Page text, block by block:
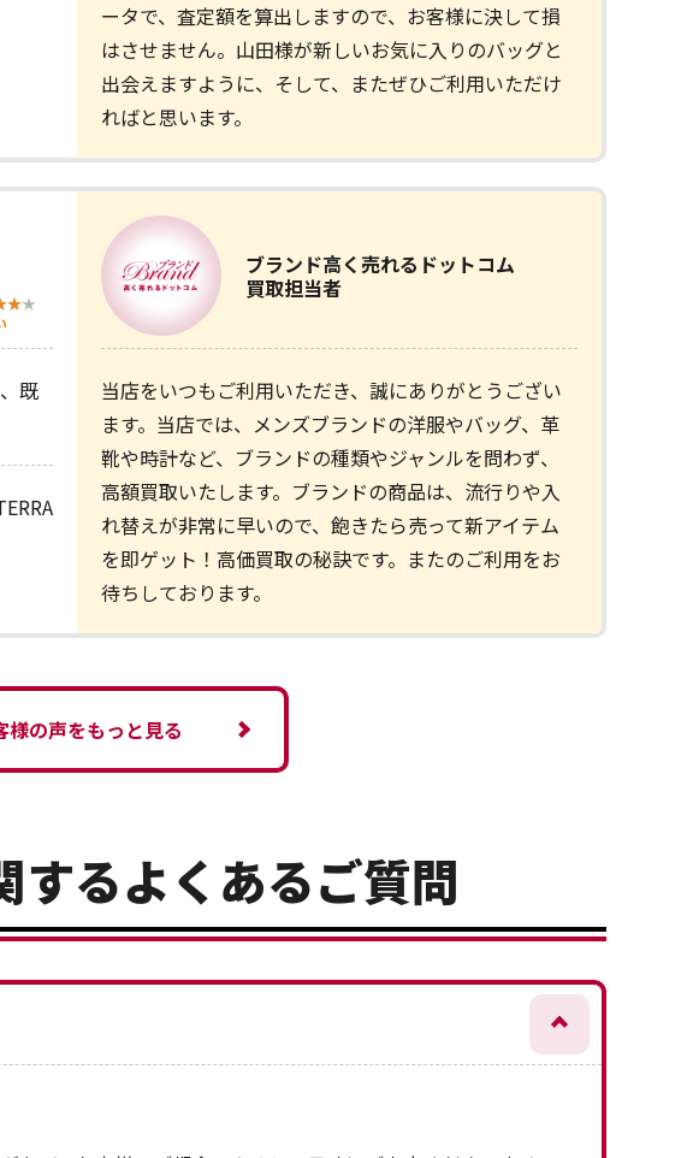
ータで、査定額を算出しますので、お客様に決して損
はさせません。山田様が新しいお気に入りのバッグと
出会えますように、そして、またぜひご利用いただけ
ればと思います。
既
ブランド高く売れるドットコム
買取担当者
当店をいつもご利用いただき、誠にありがとうござい
ます。当店では、メンズブランドの洋服やバッグ、革
靴や時計など、ブランドの種類やジャンルを問わず、
高額買取いたします。ブランドの商品は、流行りや入
れ替えが非常に早いので、飽きたら売って新アイテム
を即ゲット！高価買取の秘訣です。またのご利用をお
待ちしております。
様の声をもっと見る
するよくあるご質問